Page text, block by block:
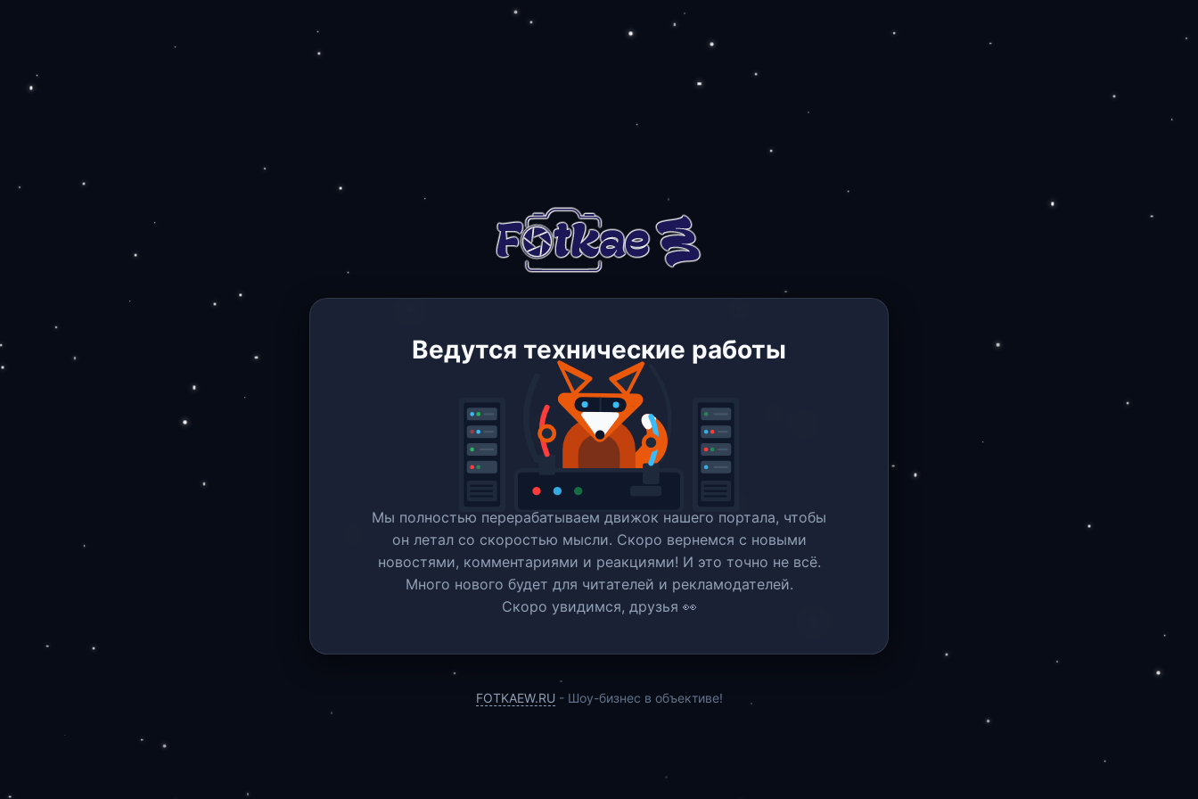
Ведутся технические работы
Мы полностью перерабатываем движок нашего портала, чтобы
он летал со скоростью мысли. Скоро вернемся c новыми
новостями, комментариями и реакциями! И это точно не всё.
Много нового будет для читателей и рекламодателей.
Скоро увидимся, друзья 👀
FOTKAEW.RU - Шоу-бизнес в объективе!